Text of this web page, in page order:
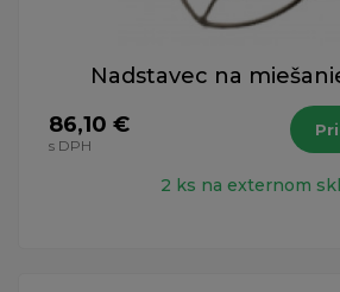
Nadstavec na
86,10 €
s DPH
2 ks na externom